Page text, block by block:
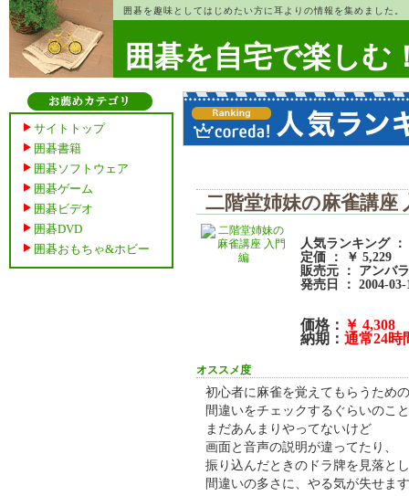
囲碁を趣味としてはじめたい方に耳よりの情報を集めました。
囲碁を自宅で楽しむ
サイトトップ
囲碁書籍
囲碁ソフトウェア
囲碁ゲーム
囲碁ビデオ
囲碁DVD
囲碁おもちゃ&ホビー
二階堂姉妹の麻雀講座
人気ランキング ：
定価 ： ￥ 5,229
販売元 ： アンバ
発売日 ： 2004-03-
価格： ￥ 4,308
納期： 通常24時
オススメ度
初心者に麻雀を覚えてもらうため
間違いをチェックするぐらいのこ
まだあんまりやってないけど
画面と音声の説明が違ってたり、
振り込んだときのドラ牌を見落と
間違いの多さに、やる気が失せます